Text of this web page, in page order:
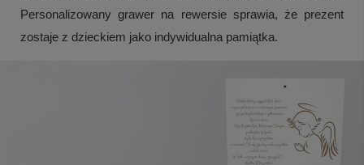
Personalizowany grawer na rewersie sprawia, że prezent
zostaje z dzieckiem jako indywidualna pamiątka.